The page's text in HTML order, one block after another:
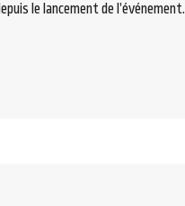
le lancement de l’événement.